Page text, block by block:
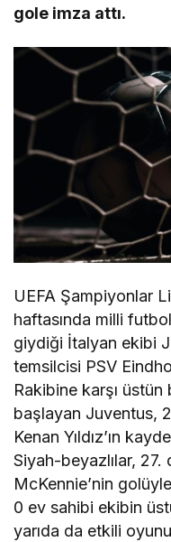
gole imza attı.
UEFA Şampiyonlar
haftasında milli
giydiği İtalyan ekibi
temsilcisi PSV
Rakibine karşı
başlayan Juventus,
Kenan Yıldız’ın
Siyah-beyazlılar,
McKennie’nin
0 ev sahibi ekibin
yarıda da etkili